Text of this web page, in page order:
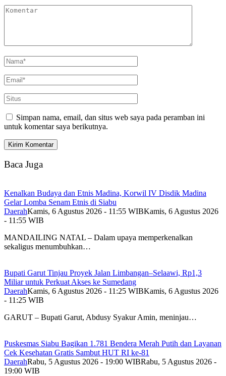
Simpan nama, email, dan situs web saya pada peramban ini
untuk komentar saya berikutnya.
Baca Juga
Kenalkan Budaya dan Etnis Madina, Korwil IV Disdik Madina
Gelar Lomba Senam Etnis di Siabu
DaerahKamis, 6 Agustus 2026 - 11:55 WIBKamis, 6 Agustus 2026
- 11:55 WIB
MANDAILING NATAL – Dalam upaya memperkenalkan
sekaligus menumbuhkan…
Bupati Garut Tinjau Proyek Jalan Limbangan–Selaawi, Rp1,3
Miliar untuk Perkuat Akses ke Sumedang
DaerahKamis, 6 Agustus 2026 - 11:25 WIBKamis, 6 Agustus 2026
- 11:25 WIB
GARUT – Bupati Garut, Abdusy Syakur Amin, meninjau…
Puskesmas Siabu Bagikan 1.781 Bendera Merah Putih dan Layanan
Cek Kesehatan Gratis Sambut HUT RI ke-81
DaerahRabu, 5 Agustus 2026 - 19:00 WIBRabu, 5 Agustus 2026 -
19:00 WIB